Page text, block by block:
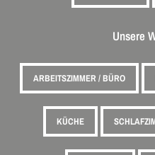
Unsere
ARBEITSZIMMER / BÜRO
KÜCHE